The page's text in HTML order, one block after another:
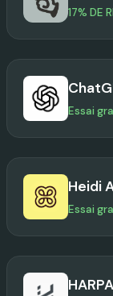
17% DE
Essai
Heidi
Essai